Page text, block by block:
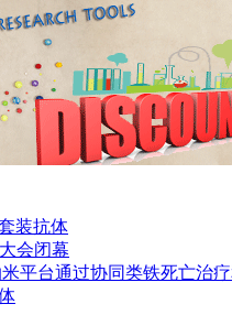
装抗体
会闭幕
平台通过协同类铁死亡治